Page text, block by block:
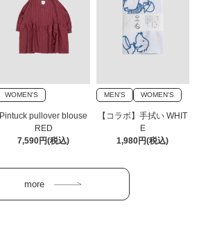
WOMEN'S
Pintuck pullover blouse
RED
7,590円(税込)
MEN'S WOMEN'S
【コラボ】手拭い WHIT
E
1,980円(税込)